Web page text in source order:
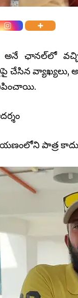
ఛానల్‌లో
వ్యాఖ్యలు,
పాత్ర